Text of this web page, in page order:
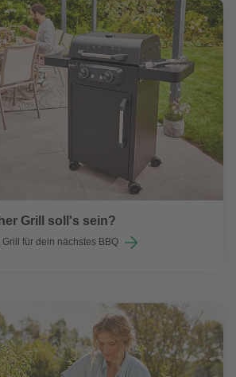
Grill soll's sein?
für dein nächstes BBQ